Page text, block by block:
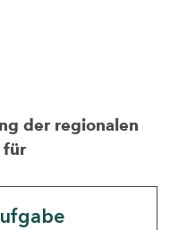
der regionalen
für